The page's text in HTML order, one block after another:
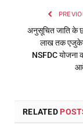
अनुसूचित जाति के
लाख तक
NSFDC योजना
RELATED